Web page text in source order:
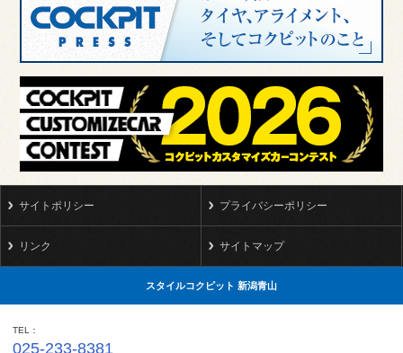
サイトポリシー プライバシーポリシー
リンク サイトマップ
スタイルコクピット 新潟青山
TEL
025-233-8381